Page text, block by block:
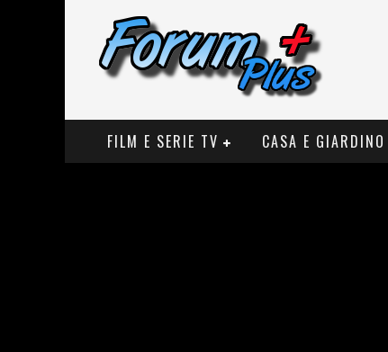
FILM E SERIE TV CASA E GIARDINO